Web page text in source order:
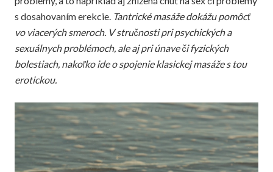
s dosahovaním erekcie. Tantrické masáže dokážu pomôcť
vo viacerých smeroch. V stručnosti pri psychických a
sexuálnych problémoch, ale aj pri únave či fyzických
bolestiach, nakoľko ide o spojenie klasickej masáže s tou
erotickou.